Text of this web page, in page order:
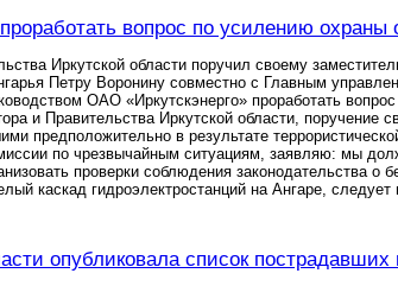
вопрос по усилению охраны
Иркутской области поручил своему
Петру Воронину совместно с Главным
ОАО «Иркутскэнерго» проработать
и Правительства Иркутской области, поручение
предположительно в результате
по чрезвычайным ситуациям, заявляю: мы
проверки соблюдения законодательства о
каскад гидроэлектростанций на Ангаре,
опубликовала список пострадавших